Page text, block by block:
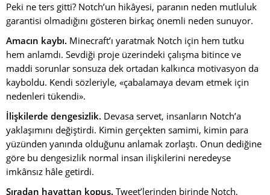
Peki ne ters gitti? Notch’un hikâyesi, paranın neden mutluluk
garantisi olmadığını gösteren birkaç önemli neden sunuyor.
Amacın kaybı. Minecraft’ı yaratmak Notch için hem tutku
hem anlamdı. Sevdiği proje üzerindeki çalışma bitince ve
maddi sorunlar sonsuza dek ortadan kalkınca motivasyon da
kayboldu. Kendi sözleriyle, «çabalamaya devam etmek için
nedenleri tükendi».
İlişkilerde dengesizlik. Devasa servet, insanların Notch’a
yaklaşımını değiştirdi. Kimin gerçekten samimi, kimin para
yüzünden yanında olduğunu anlamak zorlaştı. Onun dediğine
göre bu dengesizlik normal insan ilişkilerini neredeyse
imkânsız hâle getirdi.
Sıradan hayattan kopuş. Tweet’lerinden birinde Notch,